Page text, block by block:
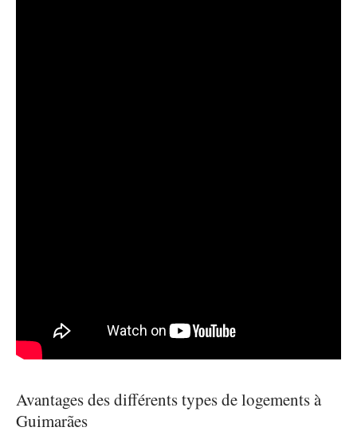
Avantages des différents types de logements à
Guimarães